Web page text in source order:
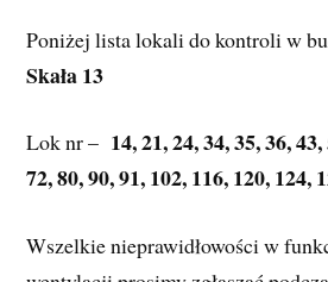
Poniżej lista lokali do kontroli w
Skała 13
Lok nr – 14, 21, 24, 34, 35, 36,
72, 80, 90, 91, 102, 116, 120, 124,
Wszelkie nieprawidłowości w